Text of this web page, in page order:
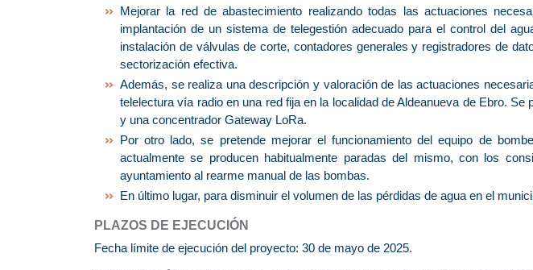
Mejorar la red de abastecimiento realizando todas las actuaciones
implantación de un sistema de telegestión adecuado para el control del
instalación de válvulas de corte, contadores generales y registradores de
sectorización efectiva.
Además, se realiza una descripción y valoración de las actuaciones
telelectura vía radio en una red fija en la localidad de Aldeanueva de Ebro.
y una concentrador Gateway LoRa.
Por otro lado, se pretende mejorar el funcionamiento del equipo de
actualmente se producen habitualmente paradas del mismo, con los
ayuntamiento al rearme manual de las bombas.
En último lugar, para disminuir el volumen de las pérdidas de agua en el
PLAZOS DE EJECUCIÓN
Fecha límite de ejecución del proyecto: 30 de mayo de 2025.